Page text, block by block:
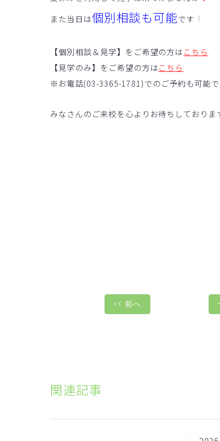
また当日は個別相談も可能です
【個別相談＆見学】をご希望の方は こちら
【見学のみ】をご希望の方はこちら
※お電話(03-3365-1781)でのご予約も可能で
みなさんのご来校を心よりお待ちしておりま
<< 前へ
関連記事